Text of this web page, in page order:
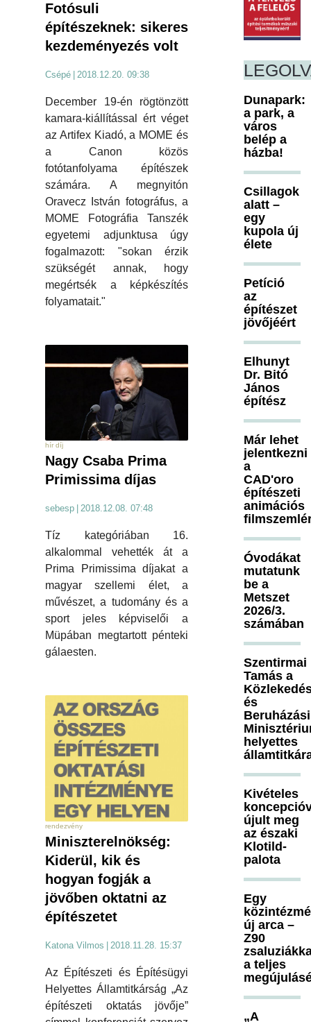
Fotósuli
építészeknek: sikeres
kezdeményezés volt
Csépé 2018.12.20. 09:38
December 19-én rögtönzött
kamara-kiállítással ért véget
az Artifex Kiadó, a MOME és
a Canon közös
fotótanfolyama építészek
számára. A megnyitón
Oravecz István fotográfus, a
MOME Fotográfia Tanszék
egyetemi adjunktusa úgy
fogalmazott: "sokan érzik
szükségét annak, hogy
megértsék a képkészítés
folyamatait."
hír díj
Nagy Csaba Prima
Primissima díjas
sebesp | 2018.12.08. 07:48
Tíz kategóriában 16.
alkalommal vehették át a
Prima Primissima díjakat a
magyar szellemi élet, a
művészet, a tudomány és a
sport jeles képviselői a
Müpában megtartott pénteki
gálaesten.
rendezvény
Miniszterelnökség:
Kiderül, kik és
hogyan fogják a
jövőben oktatni az
építészetet
Katona Vilmos | 2018.11.28. 15:37
Az Építészeti és Építésügyi
Helyettes Államtitkárság „Az
építészeti oktatás jövője”
Dunapark:
a park, a
város
belép a
házba!
Csillagok
alatt –
egy
kupola új
élete
Petíció
az
építészet
jövőjéért
Elhunyt
Dr. Bitó
János
építész
Már lehet
jelentkezni
a
CAD'oro
építészeti
animációs
Óvodákat
mutatunk
be a
Metszet
2026/3.
számában
Szentirmai
Tamás a
és
Beruházási
helyettes
Kivételes
újult meg
az északi
Klotild-
palota
Egy
új arca –
Z90
a teljes
„A